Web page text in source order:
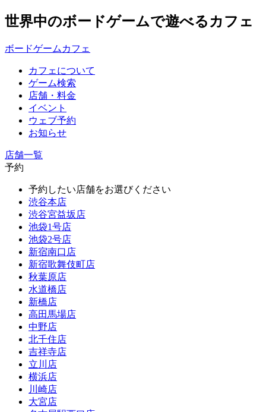
世界中のボードゲームで遊べるカフェ
ボードゲームカフェ
カフェについて
ゲーム検索
店舗・料金
イベント
ウェブ予約
お知らせ
店舗一覧
予約
予約したい店舗をお選びください
渋谷本店
渋谷宮益坂店
池袋1号店
池袋2号店
新宿南口店
新宿歌舞伎町店
秋葉原店
水道橋店
新橋店
高田馬場店
中野店
北千住店
吉祥寺店
立川店
横浜店
川崎店
大宮店